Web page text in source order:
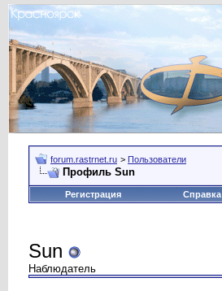
forum.rastrnet.ru > Пользователи
Профиль Sun
Регистрация Справка
Sun
Наблюдатель